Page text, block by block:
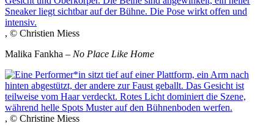
, © Christien Miess
Malika Fankha – No Place Like Home
, © Christine Miess